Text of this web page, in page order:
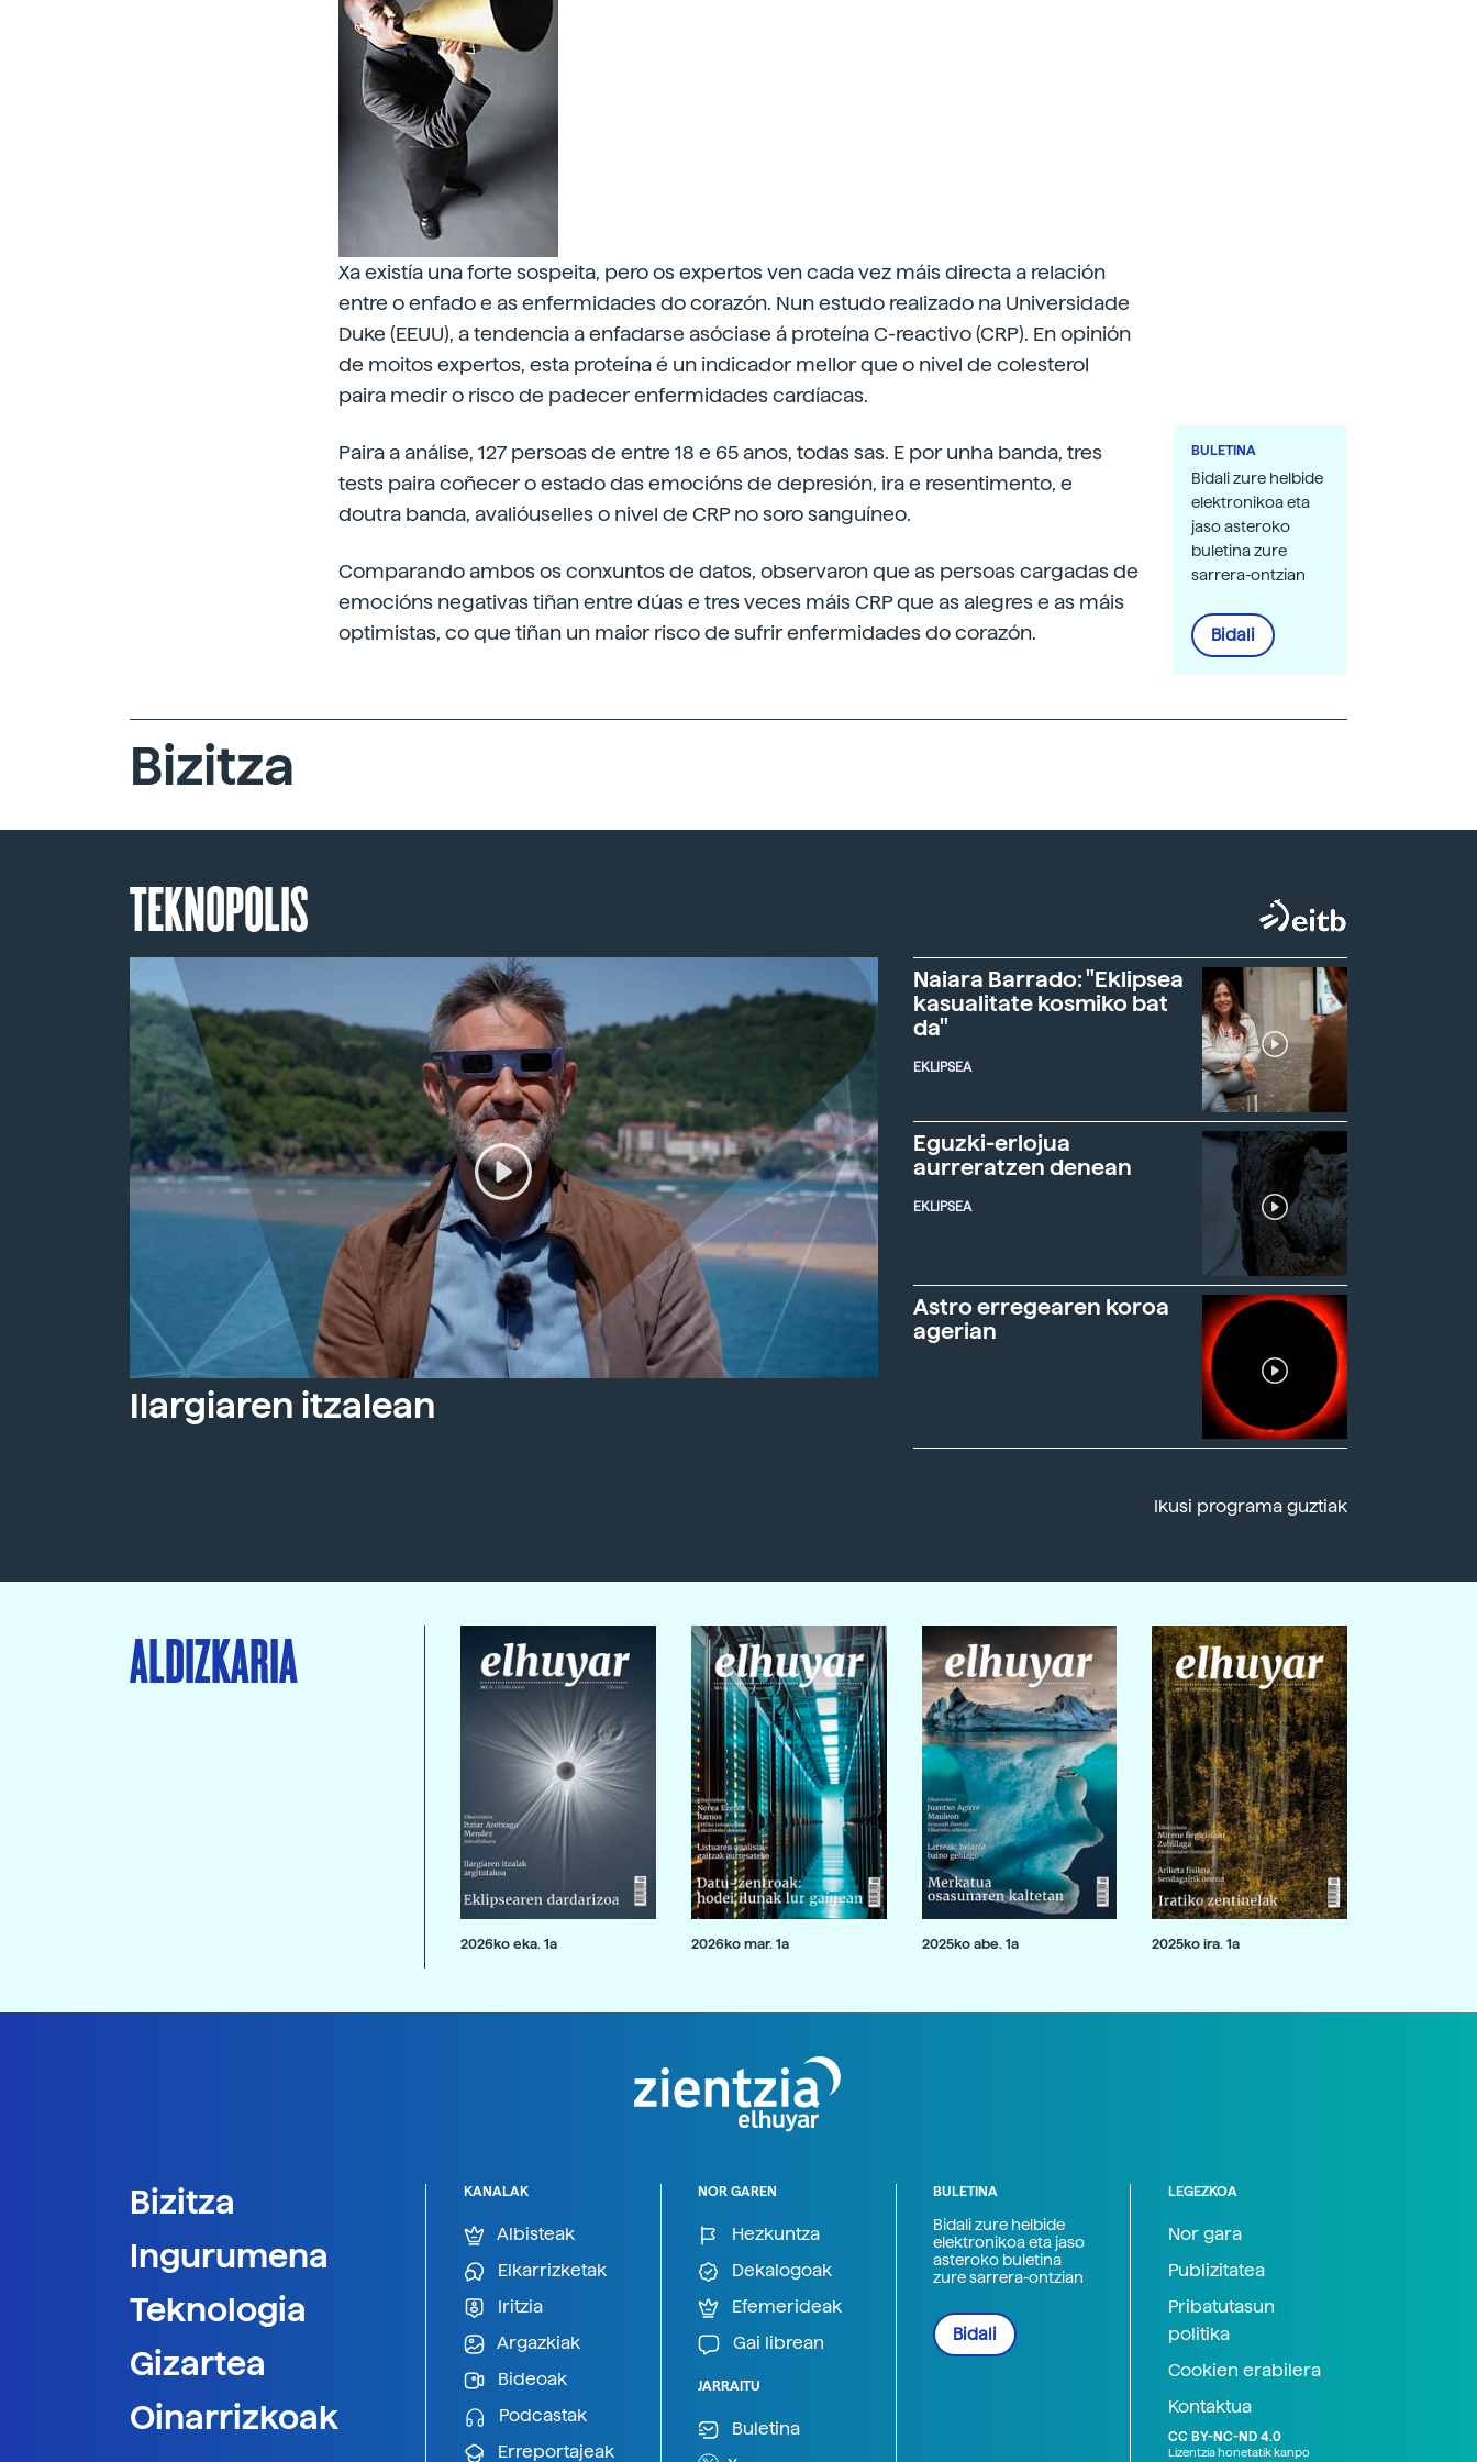
Xa existía una forte sospeita, pero os expertos ven cada vez máis directa a relación
entre o enfado e as enfermidades do corazón. Nun estudo realizado na Universidade
Duke (EEUU), a tendencia a enfadarse asóciase á proteína C-reactivo (CRP). En opinión
de moitos expertos, esta proteína é un indicador mellor que o nivel de colesterol
paira medir o risco de padecer enfermidades cardíacas.
Paira a análise, 127 persoas de entre 18 e 65 anos, todas sas. E por unha banda, tres
tests paira coñecer o estado das emocións de depresión, ira e resentimento, e
doutra banda, avalióuselles o nivel de CRP no soro sanguíneo.
Comparando ambos os conxuntos de datos, observaron que as persoas cargadas de
emocións negativas tiñan entre dúas e tres veces máis CRP que as alegres e as máis
optimistas, co que tiñan un maior risco de sufrir enfermidades do corazón.
BULETINA
Bidali zure helbide
elektronikoa eta
jaso asteroko
buletina zure
sarrera-ontzian
Bidali
Bizitza
TEKNOPOLIS
Ilargiaren itzalean
Naiara Barrado: "Eklipsea
kasualitate kosmiko bat
da"
EKLIPSEA
Eguzki-erlojua
aurreratzen denean
EKLIPSEA
Astro erregearen koroa
agerian
Ikusi programa guztiak
ALDIZKARIA
2026ko eka. 1a 2026ko mar. 1a 2025ko abe. 1a 2025ko ira. 1a
Bizitza
Ingurumena
Teknologia
Gizartea
Oinarrizkoak
KANALAK
Albisteak
Elkarrizketak
Iritzia
Argazkiak
Bideoak
Podcastak
Erreportajeak
NOR GAREN
Hezkuntza
Dekalogoak
Efemerideak
Gai librean
JARRAITU
Buletina
BULETINA
Bidali zure helbide
elektronikoa eta jaso
asteroko buletina
zure sarrera-ontzian
Bidali
LEGEZKOA
Nor gara
Publizitatea
Pribatutasun
politika
Cookien erabilera
Kontaktua
CC BY-NC-ND 4.0
Lizentzia honetatik kanpo